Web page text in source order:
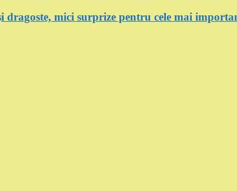
mici surprize pentru cele mai